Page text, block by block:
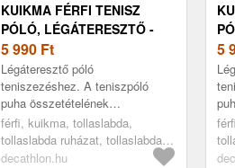
KUIKMA FÉRFI TENISZ
PÓLÓ, LÉGÁTERESZTŐ -
TTS SOFT
5 990 Ft
Légáteresztő póló
teniszezéshez. A teniszpóló
puha összetételének
köszönhetően kényelmes viselet.
Testhezálló szabása és rendkívül
rugalmas anyaga ...
férfi, kuikma, tollaslabda,
tollaslabda ruházat, tollaslabda
póló, white, 2xl
decathlon.hu
5